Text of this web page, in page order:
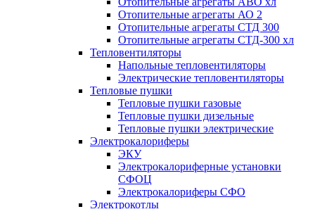
Отопительные агрегаты АО 2
Отопительные агрегаты СТД 300
Отопительные агрегаты СТД-300 хл
Тепловентиляторы
Напольные тепловентиляторы
Электрические тепловентиляторы
Тепловые пушки
Тепловые пушки газовые
Тепловые пушки дизельные
Тепловые пушки электрические
Электрокалориферы
ЭКУ
Электрокалориферные установки
СФОЦ
Электрокалориферы СФО
Электрокотлы